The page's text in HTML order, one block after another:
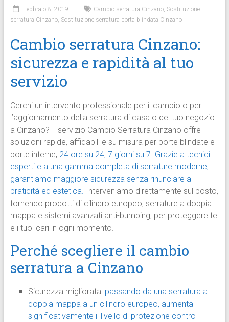
Febbraio 8, 2019 Cambio serratura Cinzano, Sostituzione
serratura Cinzano, Sostituzione serratura porta blindata Cinzano
Cambio serratura Cinzano:
sicurezza e rapidità al tuo
servizio
Cerchi un intervento professionale per il cambio o per
l’aggiornamento della serratura di casa o del tuo negozio
a Cinzano? Il servizio Cambio Serratura Cinzano offre
soluzioni rapide, affidabili e su misura per porte blindate e
porte interne, 24 ore su 24, 7 giorni su 7. Grazie a tecnici
esperti e a una gamma completa di serrature moderne,
garantiamo maggiore sicurezza senza rinunciare a
praticità ed estetica. Interveniamo direttamente sul posto,
fornendo prodotti di cilindro europeo, serrature a doppia
mappa e sistemi avanzati anti-bumping, per proteggere te
e i tuoi cari in ogni momento.
Perché scegliere il cambio
serratura a Cinzano
Sicurezza migliorata:passando da una serratura a
doppia mappa a un cilindro europeo, aumenta
significativamente il livello di protezione contro